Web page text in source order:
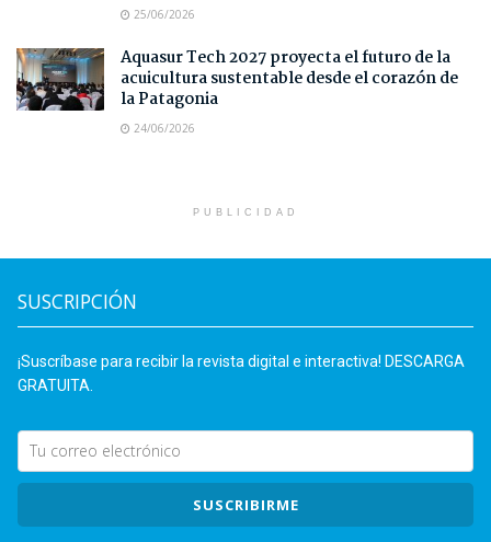
25/06/2026
Aquasur Tech 2027 proyecta el futuro de la
acuicultura sustentable desde el corazón de
la Patagonia
24/06/2026
PUBLICIDAD
SUSCRIPCIÓN
¡Suscríbase para recibir la revista digital e interactiva! DESCARGA
GRATUITA.
SUSCRIBIRME